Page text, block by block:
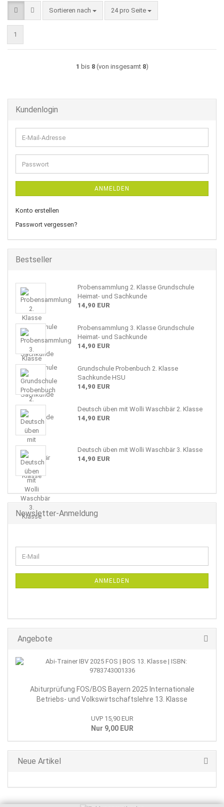
Sortieren nach
Sortieren nach 24 pro Seite
pro Seite
1
1 bis 8(von insgesamt 8)
Kundenlogin
E-
Mail-
Adresse
Passwort
ANMELDEN
Konto erstellen
Passwort vergessen?
Bestseller
Probensammlung 2. Klasse Grundschule
Heimat- und Sachkunde
14,90 EUR
Probensammlung 3. Klasse Grundschule
Heimat- und Sachkunde
14,90 EUR
Grundschule Probenbuch 2. Klasse
Sachkunde HSU
14,90 EUR
Deutsch üben mit Wolli Waschbär 2. Klasse
14,90 EUR
Deutsch üben mit Wolli Waschbär 3. Klasse
14,90 EUR
Newsletter-Anmeldung
ZUR
E-
Mail
ANMELDEN
Angebote
Abiturprüfung FOS/BOS Bayern 2025 Internationale
Betriebs- und Volkswirtschaftslehre 13. Klasse
UVP 15,90 EUR
Nur 9,00 EUR
Neue Artikel